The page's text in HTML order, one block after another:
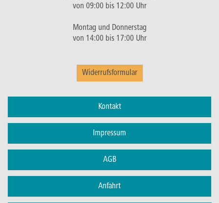
von 09:00 bis 12:00 Uhr
Montag und Donnerstag
von 14:00 bis 17:00 Uhr
Widerrufsformular
Kontakt
Impressum
AGB
Anfahrt